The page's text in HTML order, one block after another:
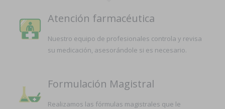
Atención farmacéutica
Nuestro equipo de profesionales controla y revisa
su medicación, asesorándole si es necesario.
Formulación Magistral
Realizamos las fórmulas magistrales que le